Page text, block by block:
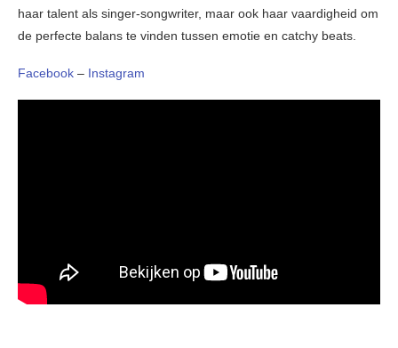
haar talent als singer-songwriter, maar ook haar vaardigheid om
de perfecte balans te vinden tussen emotie en catchy beats.
Facebook – Instagram